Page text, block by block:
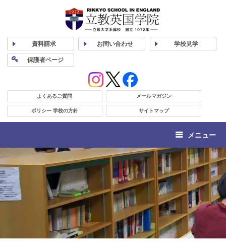
資料請求 お問い合わせ 学校見学
保護者ページ
よくあるご質問 メールマガジン
ポリシー 学校の方針 サイトマップ
メニュー